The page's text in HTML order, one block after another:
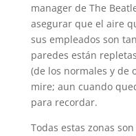
manager de The
asegurar que el aire
sus empleados son
paredes están
(de los normales y de
mire; aun cuando
para recordar.
Todas estas zonas